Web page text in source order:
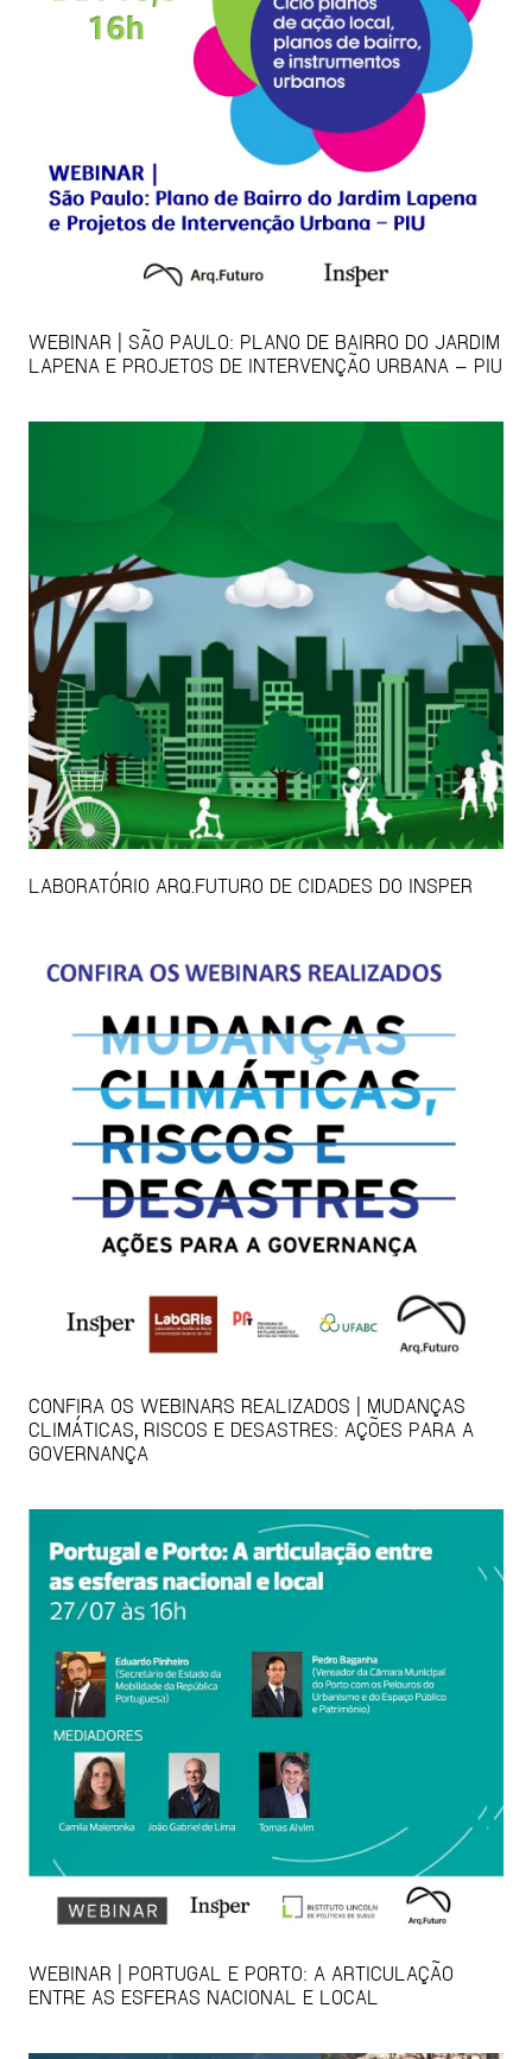
WEBINAR | SÃO PAULO: PLANO DE BAIRRO DO JARDIM
LAPENA E PROJETOS DE INTERVENÇÃO URBANA – PIU
LABORATÓRIO ARQ.FUTURO DE CIDADES DO INSPER
CONFIRA OS WEBINARS REALIZADOS | MUDANÇAS
CLIMÁTICAS, RISCOS E DESASTRES: AÇÕES PARA A
GOVERNANÇA
WEBINAR | PORTUGAL E PORTO: A ARTICULAÇÃO
ENTRE AS ESFERAS NACIONAL E LOCAL